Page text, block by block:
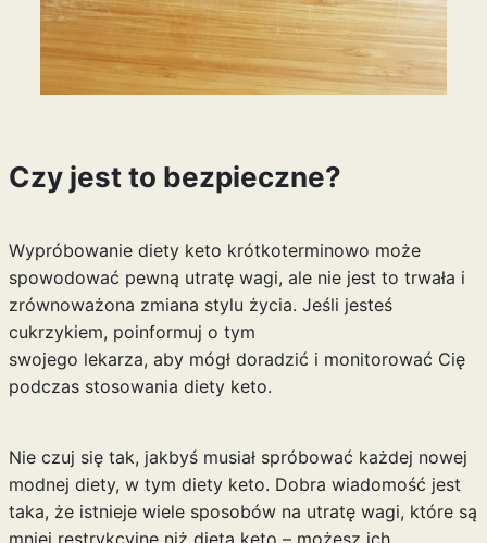
Czy jest to bezpieczne?
Wypróbowanie diety keto krótkoterminowo może
spowodować pewną utratę wagi, ale nie jest to trwała i
zrównoważona zmiana stylu życia. Jeśli jesteś
cukrzykiem, poinformuj o tym
swojego lekarza, aby mógł doradzić i monitorować Cię
podczas stosowania diety keto.
Nie czuj się tak, jakbyś musiał spróbować każdej nowej
modnej diety, w tym diety keto. Dobra wiadomość jest
taka, że istnieje wiele sposobów na utratę wagi, które są